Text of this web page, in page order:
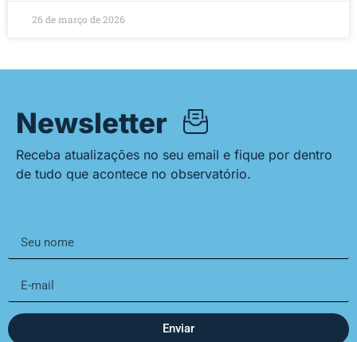
26 de março de 2026
Newsletter
Receba atualizações no seu email e fique por dentro
de tudo que acontece no observatório.
Enviar